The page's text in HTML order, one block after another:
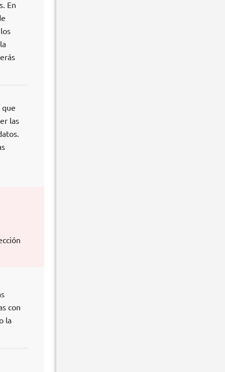
En
que
las
con
la